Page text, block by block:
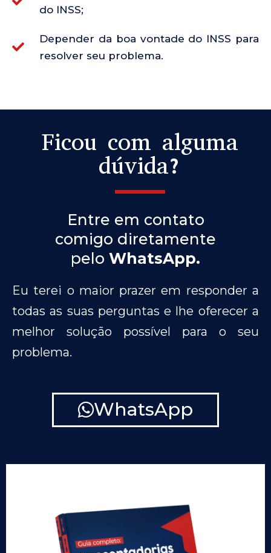
do INSS;
Depender da boa vontade do INSS para
resolver seu problema.
Ficou com alguma
dúvida?
Entre em contato
comigo diretamente
pelo WhatsApp.
Eu terei o maior prazer em responder a
todas as suas perguntas e lhe oferecer a
melhor solução possível para o seu
problema.
WhatsApp